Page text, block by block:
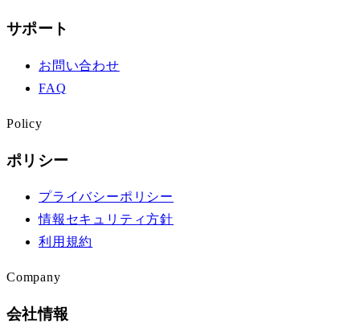
サポート
お問い合わせ
FAQ
Policy
ポリシー
プライバシーポリシー
情報セキュリティ方針
利用規約
Company
会社情報